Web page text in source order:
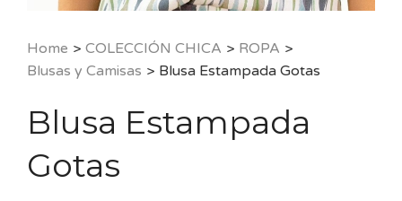
Home > COLECCIÓN CHICA > ROPA >
Blusas y Camisas > Blusa Estampada Gotas
Blusa Estampada
Gotas